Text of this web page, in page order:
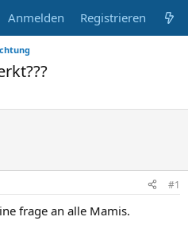
Anmelden Registrieren
#1
frage an alle Mamis.